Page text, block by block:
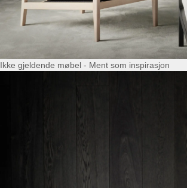
Ikke gjeldende møbel - Ment som inspirasjon